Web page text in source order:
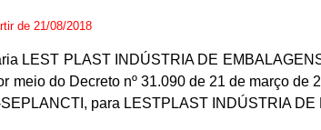
de 21/08/2018
LEST PLAST INDÚSTRIA DE
meio do Decreto nº 31.090 de 21 de março
para LESTPLAST INDÚSTRIA